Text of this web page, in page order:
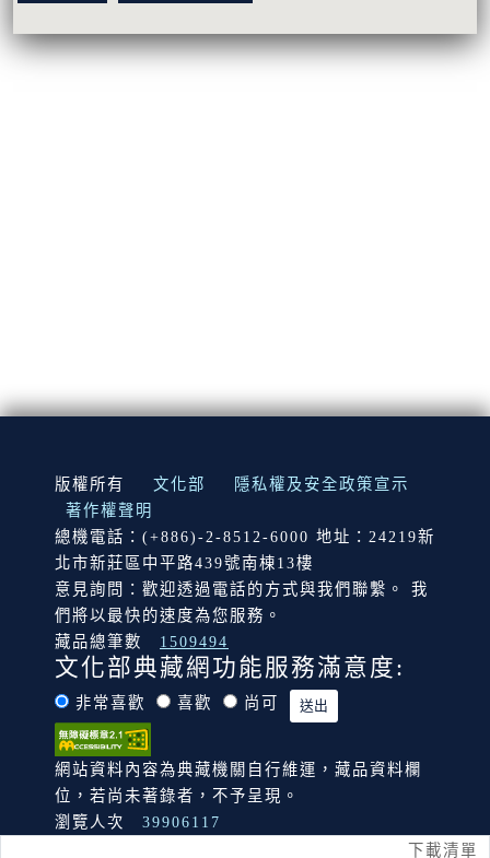
下載清單
:::
版權所有 文化部
隱私權及安全政策宣示
著作權聲明
總機電話：(+886)-2-8512-6000 地址：24219新
北市新莊區中平路439號南棟13樓
意見詢問：歡迎透過電話的方式與我們聯繫。 我
們將以最快的速度為您服務。
藏品總筆數
1509494
文化部典藏網功能服務滿意度:
非常喜歡 喜歡 尚可
網站資料內容為典藏機關自行維運，藏品資料欄
位，若尚未著錄者，不予呈現。
瀏覽人次
39906117